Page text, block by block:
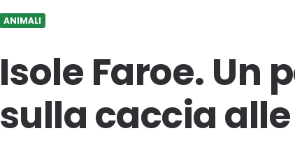
ANIMALI
Isole Faroe. Un
sulla caccia